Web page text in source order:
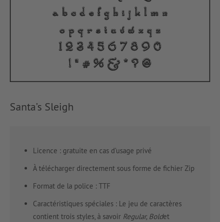
Santa’s Sleigh
Licence : gratuite en cas d’usage privé
À télécharger directement sous forme de fichier Zip
Format de la police : TTF
Caractéristiques spéciales : Le jeu de caractères
contient trois styles, à savoir Regular, Boldet